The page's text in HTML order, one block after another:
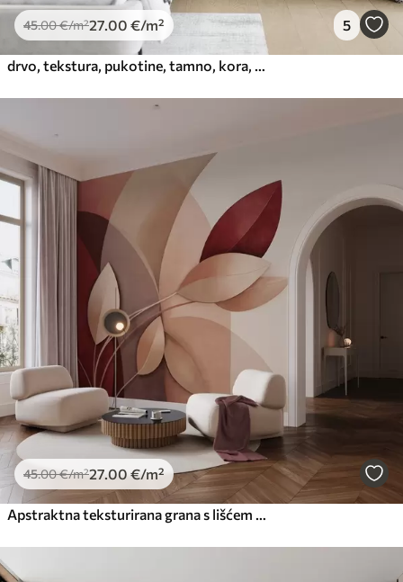
45.00€/m²27 .00 €/m² 5
45.00€/m²27.00 €/m²